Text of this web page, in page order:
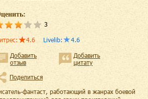
3
: 4.6 Livelib: 4.6
Добавить
отзыв
Добавить
цитату
Поделиться
фантаст, работающий в жанрах боевой